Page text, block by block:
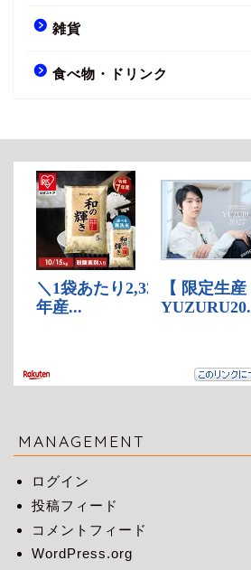
雑貨
食べ物・ドリンク
MANAGEMENT
ログイン
投稿フィード
コメントフィード
WordPress.org